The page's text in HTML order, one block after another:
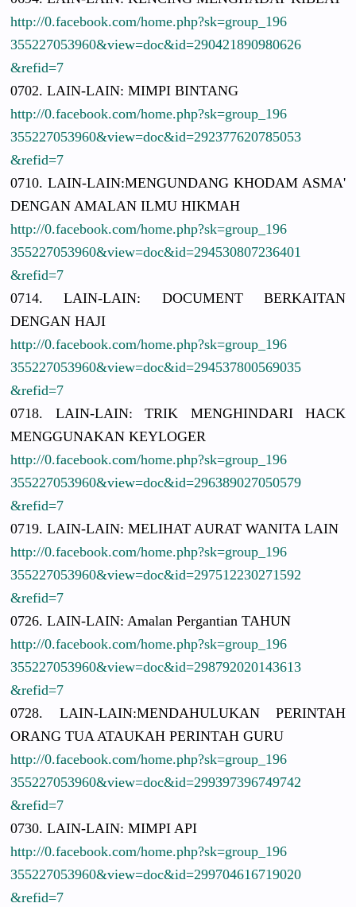
http://0.facebook.com/home.php?sk=group_196
355227053960&view=doc&id=290421890980626
&refid=7
0702. LAIN-LAIN: MIMPI BINTANG
http://0.facebook.com/home.php?sk=group_196
355227053960&view=doc&id=292377620785053
&refid=7
0710. LAIN-LAIN:MENGUNDANG KHODAM ASMA'
DENGAN AMALAN ILMU HIKMAH
http://0.facebook.com/home.php?sk=group_196
355227053960&view=doc&id=294530807236401
&refid=7
0714. LAIN-LAIN: DOCUMENT BERKAITAN
DENGAN HAJI
http://0.facebook.com/home.php?sk=group_196
355227053960&view=doc&id=294537800569035
&refid=7
0718. LAIN-LAIN: TRIK MENGHINDARI HACK
MENGGUNAKAN KEYLOGER
http://0.facebook.com/home.php?sk=group_196
355227053960&view=doc&id=296389027050579
&refid=7
0719. LAIN-LAIN: MELIHAT AURAT WANITA LAIN
http://0.facebook.com/home.php?sk=group_196
355227053960&view=doc&id=297512230271592
&refid=7
0726. LAIN-LAIN: Amalan Pergantian TAHUN
http://0.facebook.com/home.php?sk=group_196
355227053960&view=doc&id=298792020143613
&refid=7
0728. LAIN-LAIN:MENDAHULUKAN PERINTAH
ORANG TUA ATAUKAH PERINTAH GURU
http://0.facebook.com/home.php?sk=group_196
355227053960&view=doc&id=299397396749742
&refid=7
0730. LAIN-LAIN: MIMPI API
http://0.facebook.com/home.php?sk=group_196
355227053960&view=doc&id=299704616719020
&refid=7